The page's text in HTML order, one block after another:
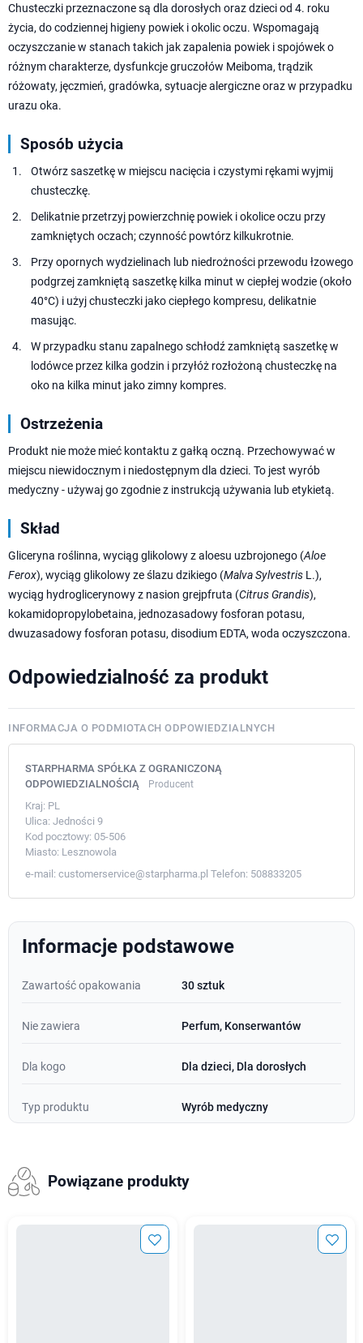
Chusteczki przeznaczone są dla dorosłych oraz dzieci od 4. roku
życia, do codziennej higieny powiek i okolic oczu. Wspomagają
oczyszczanie w stanach takich jak zapalenia powiek i spojówek o
różnym charakterze, dysfunkcje gruczołów Meiboma, trądzik
różowaty, jęczmień, gradówka, sytuacje alergiczne oraz w przypadku
urazu oka.
Sposób użycia
Otwórz saszetkę w miejscu nacięcia i czystymi rękami wyjmij
chusteczkę.
Delikatnie przetrzyj powierzchnię powiek i okolice oczu przy
zamkniętych oczach; czynność powtórz kilkukrotnie.
Przy opornych wydzielinach lub niedrożności przewodu łzowego
podgrzej zamkniętą saszetkę kilka minut w ciepłej wodzie (około
40°C) i użyj chusteczki jako ciepłego kompresu, delikatnie
masując.
W przypadku stanu zapalnego schłodź zamkniętą saszetkę w
lodówce przez kilka godzin i przyłóż rozłożoną chusteczkę na
oko na kilka minut jako zimny kompres.
Ostrzeżenia
Produkt nie może mieć kontaktu z gałką oczną. Przechowywać w
miejscu niewidocznym i niedostępnym dla dzieci. To jest wyrób
medyczny - używaj go zgodnie z instrukcją używania lub etykietą.
Skład
Gliceryna roślinna, wyciąg glikolowy z aloesu uzbrojonego (Aloe
Ferox), wyciąg glikolowy ze ślazu dzikiego (Malva Sylvestris L.),
wyciąg hydroglicerynowy z nasion grejpfruta (Citrus Grandis),
kokamidopropylobetaina, jednozasadowy fosforan potasu,
dwuzasadowy fosforan potasu, disodium EDTA, woda oczyszczona.
Odpowiedzialność za produkt
INFORMACJA O PODMIOTACH ODPOWIEDZIALNYCH
STARPHARMA SPÓŁKA Z OGRANICZONĄ
ODPOWIEDZIALNOŚCIĄ
Producent
Kraj: PL
Ulica: Jedności 9
Kod pocztowy: 05-506
Miasto: Lesznowola
e-mail: customerservice@starpharma.pl Telefon: 508833205
Informacje podstawowe
Zawartość opakowania 30 sztuk
Nie zawiera Perfum, Konserwantów
Dla kogo Dla dzieci, Dla dorosłych
Typ produktu Wyrób medyczny
Powiązane produkty